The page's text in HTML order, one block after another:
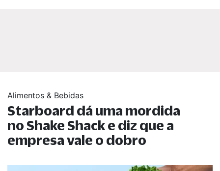
Alimentos & Bebidas
Starboard dá uma mordida
no Shake Shack e diz que a
empresa vale o dobro